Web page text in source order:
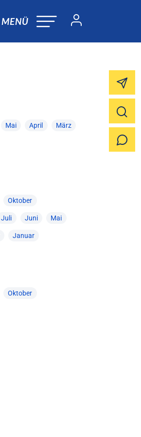
MENÜ
Mai April März
Oktober
Juli Juni Mai
Januar
Oktober